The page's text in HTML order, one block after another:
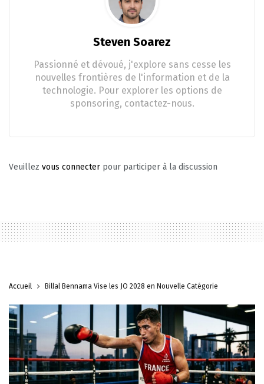
Steven Soarez
Passionné et dévoué, j'explore sans cesse les
nouvelles frontières de l'information et de la
technologie. Pour explorer les options de
sponsoring, contactez-nous.
Veuillez vous connecter pour participer à la discussion
Accueil Billal Bennama Vise les JO 2028 en Nouvelle Catégorie